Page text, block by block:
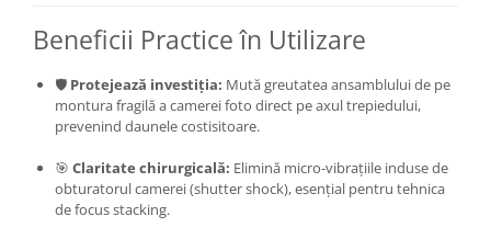
Genti Laptop si iPad
Hand Strap / Grip
Troller
Solid-State Drive (SSD)
Video / Camere si accesorii
Beneficii Practice în Utilizare
🛡️ Protejează investiția: Mută greutatea ansamblului de pe
montura fragilă a camerei foto direct pe axul trepiedului,
prevenind daunele costisitoare.
🎯 Claritate chirurgicală: Elimină micro-vibrațiile induse de
obturatorul camerei (shutter shock), esențial pentru tehnica
de focus stacking.